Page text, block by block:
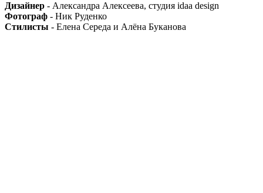
Дизайнер - Александра Алексеева, студия idaa design
Фотограф - Ник Руденко
Стилисты - Елена Середа и Алёна Буканова